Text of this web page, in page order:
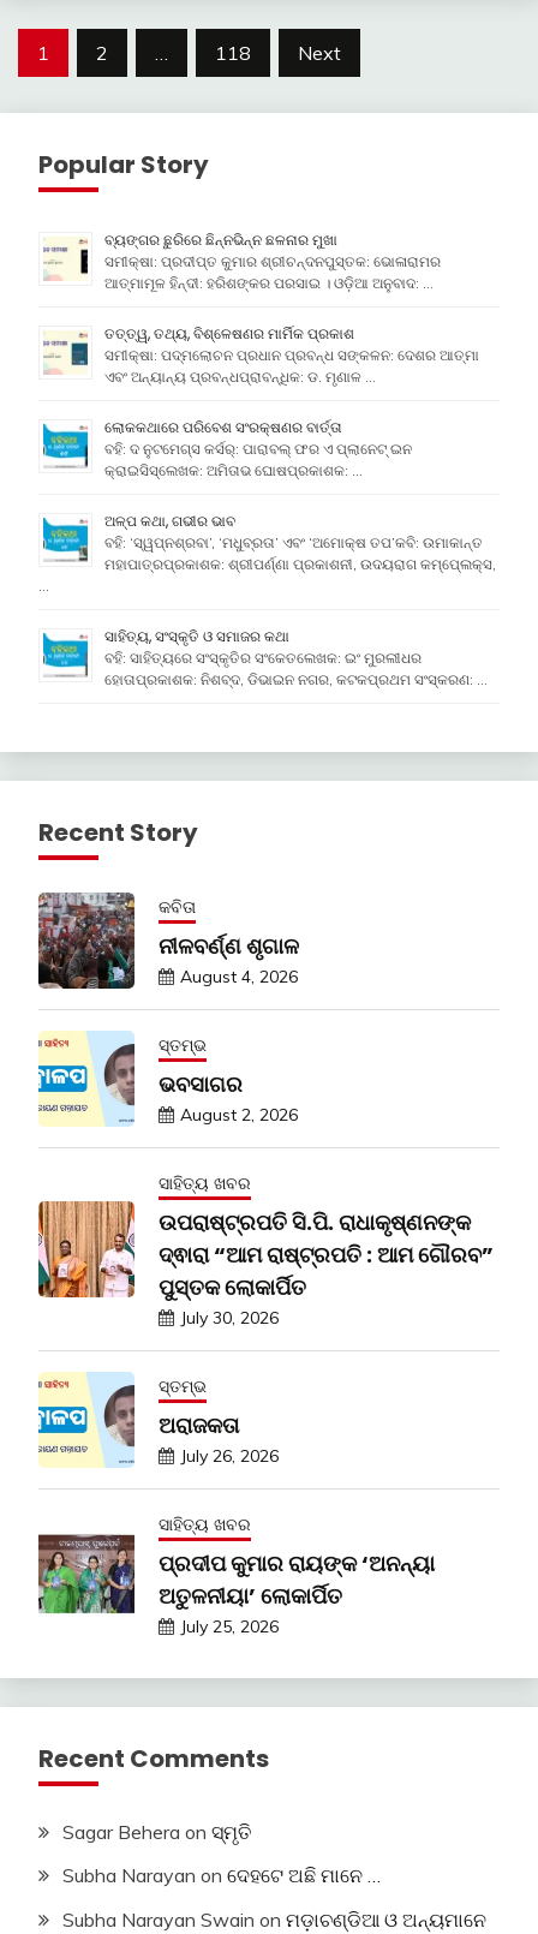
Posts
1 2 118 Next
Popular Story
ବ୍ୟଙ୍ଗର ଛୁରିରେ ଛିନ୍ନଭିନ୍ନ ଛଳନାର ମୁଖା
ସମୀକ୍ଷା: ପ୍ରଦୀପ୍ତ କୁମାର ଶ୍ରୀଚନ୍ଦନପୁସ୍ତକ: ଭୋଳାରାମର
ଆତ୍ମାମୂଳ ହିନ୍ଦୀ: ହରିଶଙ୍କର ପରସାଇ । ଓଡ଼ିଆ ଅନୁବାଦ: …
ତତ୍ତ୍ୱ, ତଥ୍ୟ, ବିଶ୍ଳେଷଣର ମାର୍ମିକ ପ୍ରକାଶ
ସମୀକ୍ଷା: ପଦ୍ମଲୋଚନ ପ୍ରଧାନ ପ୍ରବନ୍ଧ ସଙ୍କଳନ: ଦେଶର ଆତ୍ମା
ଏବଂ ଅନ୍ୟାନ୍ୟ ପ୍ରବନ୍ଧପ୍ରାବନ୍ଧିକ: ଡ. ମୃଣାଳ …
ଲୋକକଥାରେ ପରିବେଶ ସଂରକ୍ଷଣର ବାର୍ତ୍ତା
ବହି: ଦ ନୁଟମେଗ୍ସ କର୍ସର୍: ପାରାବଲ୍ ଫର ଏ ପ୍ଲାନେଟ୍ ଇନ
କ୍ରାଇସିସ୍ଲେଖକ: ଅମିତାଭ ଘୋଷପ୍ରକାଶକ: …
ଅଳ୍ପ କଥା, ଗଭୀର ଭାବ
ବହି: ‘ସ୍ୱପ୍ନଶ୍ରବା’, ‘ମଧୁବ୍ରତା’ ଏବଂ ‘ଅମୋକ୍ଷ ତପ’କବି: ଉମାକାନ୍ତ
ମହାପାତ୍ରପ୍ରକାଶକ: ଶ୍ରୀପର୍ଣ୍ଣା ପ୍ରକାଶନୀ, ଉଦୟରାଗ କମ୍ପେ୍ଲକ୍ସ,
ସାହିତ୍ୟ, ସଂସ୍କୃତି ଓ ସମାଜର କଥା
ବହି: ସାହିତ୍ୟରେ ସଂସ୍କୃତିର ସଂକେତଲେଖକ: ଇଂ ମୁରଲୀଧର
ହୋତାପ୍ରକାଶକ: ନିଶବ୍ଦ, ଡିଭାଇନ ନଗର, କଟକପ୍ରଥମ ସଂସ୍କରଣ: …
Recent Story
କବିତା
ନୀଳବର୍ଣ୍ଣ ଶୃଗାଳ
August 4, 2026
ସ୍ତମ୍ଭ
ଭବସାଗର
August 2, 2026
ସାହିତ୍ୟ ଖବର
ଉପରାଷ୍ଟ୍ରପତି ସି.ପି. ରାଧାକୃଷ୍ଣନଙ୍କ
ଦ୍ଵାରା “ଆମ ରାଷ୍ଟ୍ରପତି : ଆମ ଗୌରବ”
ପୁସ୍ତକ ଲୋକାର୍ପିତ
July 30, 2026
ସ୍ତମ୍ଭ
ଅରାଜକତା
July 26, 2026
ସାହିତ୍ୟ ଖବର
ପ୍ରଦୀପ କୁମାର ରାୟଙ୍କ ‘ଅନନ୍ୟା
ଅତୁଳନୀୟା’ ଲୋକାର୍ପିତ
July 25, 2026
Recent Comments
Sagar Behera on ସ୍ମୃତି
Subha Narayan on ଦେହଟେ ଅଛି ମାନେ …
Subha Narayan Swain on ମଡ଼ାଚଣ୍ଡିଆ ଓ ଅନ୍ୟମାନେ